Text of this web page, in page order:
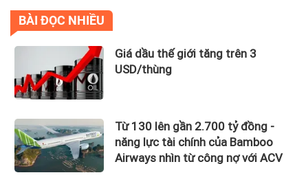
BÀI ĐỌC NHIỀU
Giá dầu thế giới tăng trên 3
USD/thùng
Từ 130 lên gần 2.700 tỷ đồng -
năng lực tài chính của Bamboo
Airways nhìn từ công nợ với ACV